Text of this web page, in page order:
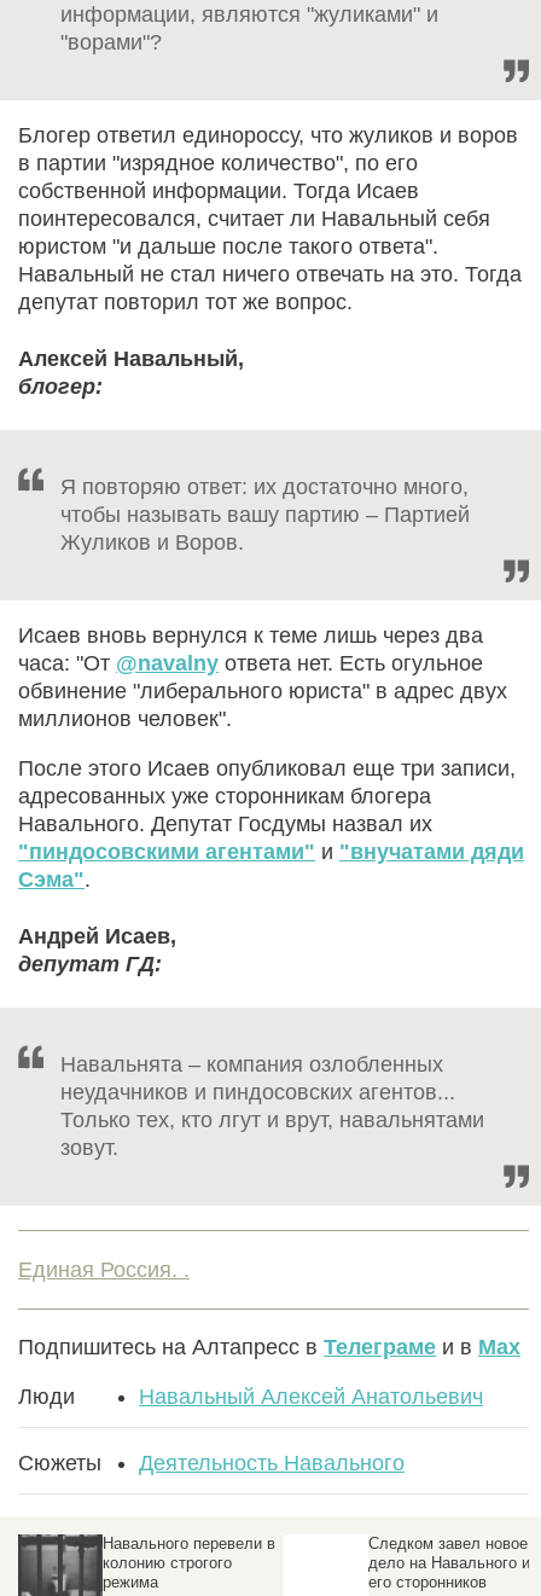
информации, являются "жуликами" и
"ворами"?
Блогер ответил единороссу, что жуликов и воров
в партии "изрядное количество", по его
собственной информации. Тогда Исаев
поинтересовался, считает ли Навальный себя
юристом "и дальше после такого ответа".
Навальный не стал ничего отвечать на это. Тогда
депутат повторил тот же вопрос.
Алексей Навальный,
блогер:
Я повторяю ответ: их достаточно много,
чтобы называть вашу партию – Партией
Жуликов и Воров.
Исаев вновь вернулся к теме лишь через два
часа: "От @navalny ответа нет. Есть огульное
обвинение "либерального юриста" в адрес двух
миллионов человек".
После этого Исаев опубликовал еще три записи,
адресованных уже сторонникам блогера
Навального. Депутат Госдумы назвал их
"пиндосовскими агентами" и "внучатами дяди
Сэма".
Андрей Исаев,
депутат ГД:
Навальнята – компания озлобленных
неудачников и пиндосовских агентов...
Только тех, кто лгут и врут, навальнятами
зовут.
Единая Россия. .
Подпишитесь на Алтапресс в Телеграме и в Max
Люди Навальный Алексей Анатольевич
Сюжеты Деятельность Навального
Навального перевели в
колонию строгого
режима
Следком завел новое
дело на Навального и
его сторонников